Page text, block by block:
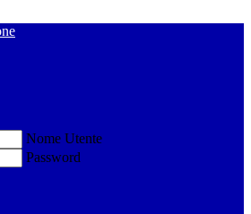
Nome Utente
Password